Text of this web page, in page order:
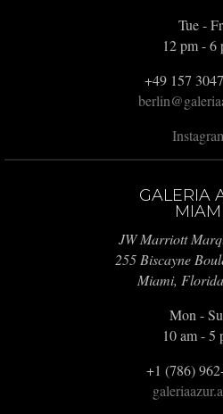
Tue -
12 pm - 6
+49 157
GALERIA
MIAMI
JW Marriott
255 Biscayne
Miami,
Mon -
10 am - 5
+1 (786)